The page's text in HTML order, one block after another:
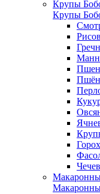
Крупы
Крупы
Горох